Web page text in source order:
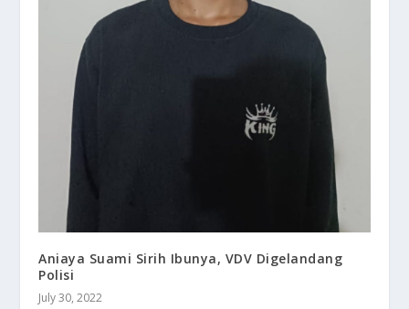
Aniaya Suami Sirih Ibunya, VDV Digelandang
Polisi
July 30, 2022